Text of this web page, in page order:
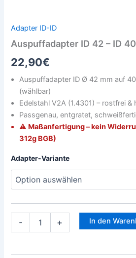
Adapter ID-ID
Auspuffadapter ID 42 – ID
22,90€
Auspuffadapter ID Ø 42 mm auf
(wählbar)
Edelstahl V2A (1.4301) – rostfrei
Passgenau, entgratet,
⚠️ Maßanfertigung – kein
312g BGB)
Adapter-Variante
- + In den